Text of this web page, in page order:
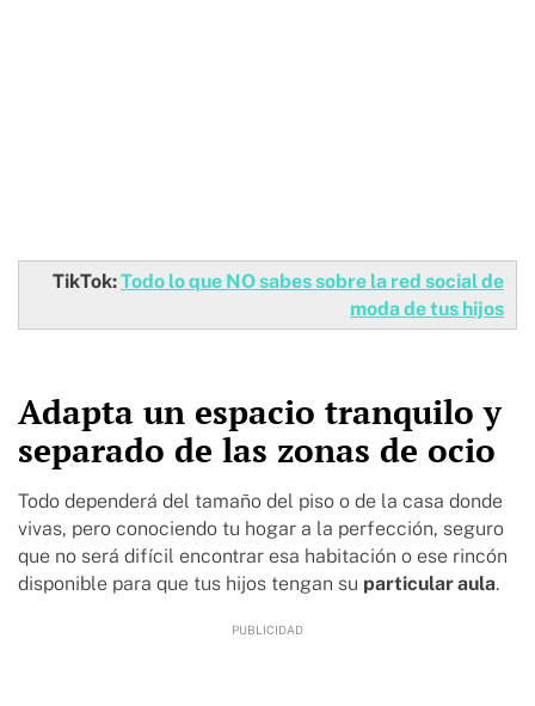
TikTok:Todo lo que NO sabes sobre la red social de
moda de tus hijos
Adapta un espacio tranquilo y
separado de las zonas de ocio
Todo dependerá del tamaño del piso o de la casa donde
vivas, pero conociendo tu hogar a la perfección, seguro
que no será difícil encontrar esa habitación o ese rincón
disponible para que tus hijos tengan su particular aula.